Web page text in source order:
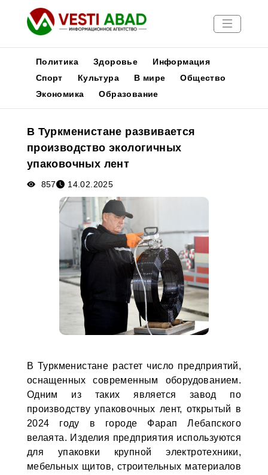
Новости
Медиа
Афиша
Политика Здоровье
Информация
Спорт
Культура В мире
Общество
Экономика
Образование
В Туркменистане развивается
производство экологичных
упаковочных лент
857 14.02.2025
В Туркменистане растет число предприятий,
оснащенных современным оборудованием.
Одним из таких является завод по
производству упаковочных лент, открытый в
2024 году в городе Фарап Лебапского
велаята. Изделия предприятия используются
для упаковки крупной электротехники,
мебельных щитов, строительных материалов